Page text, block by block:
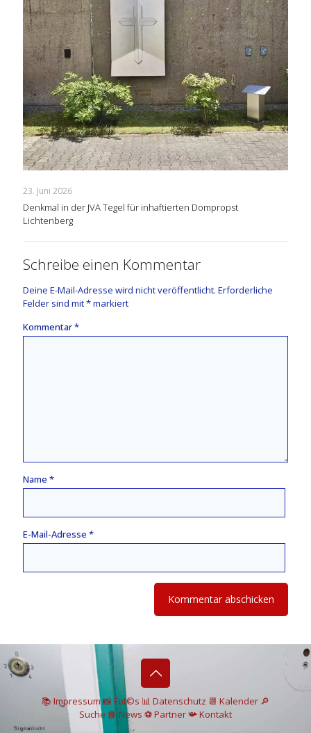
23. Juni 2026
Denkmal in der JVA Tegel für inhaftierten Dompropst
Lichtenberg
Schreibe einen Kommentar
Deine E-Mail-Adresse wird nicht veröffentlicht. Erforderliche
Felder sind mit*markiert
Kommentar*
Name *
E-Mail-Adresse *
📚 Impressum📸Fot©s 📊 Datenschutz 📆 Kalender 🔎
Suche 📘 News ⚽Partner📯Kontakt